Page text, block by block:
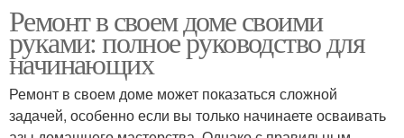
Ремонт в своем доме своими
руками: полное руководство для
начинающих
Ремонт в своем доме может показаться сложной
задачей, особенно если вы только начинаете осваивать